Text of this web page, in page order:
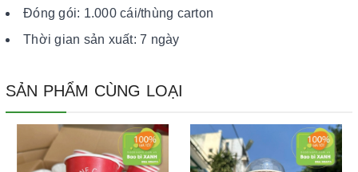
Đóng gói: 1.000 cái/thùng carton
Thời gian sản xuất: 7 ngày
SẢN PHẨM CÙNG LOẠI